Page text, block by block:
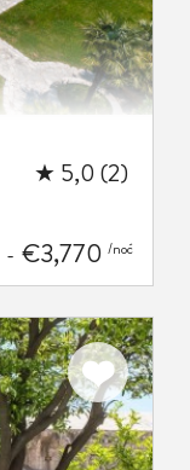
★ 5,0 (2)
- €3,770 /noć